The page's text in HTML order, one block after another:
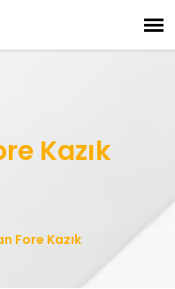
Kazık
Fore Kazık